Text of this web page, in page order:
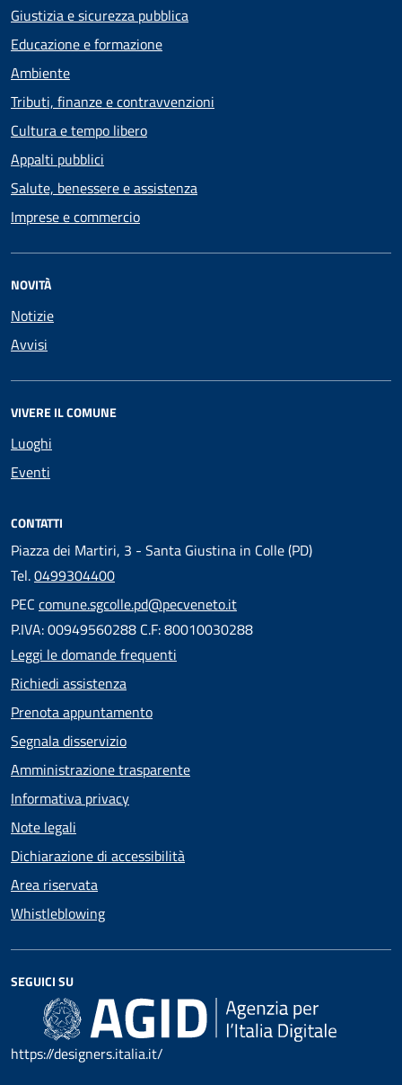
Giustizia e sicurezza pubblica
Educazione e formazione
Ambiente
Tributi, finanze e contravvenzioni
Cultura e tempo libero
Appalti pubblici
Salute, benessere e assistenza
Imprese e commercio
NOVITÀ
Notizie
Avvisi
VIVERE IL COMUNE
Luoghi
Eventi
CONTATTI
Piazza dei Martiri, 3 - Santa Giustina in Colle (PD)
Tel.0499304400
PEC comune.sgcolle.pd@pecveneto.it
P.IVA: 00949560288 C.F: 80010030288
Leggi le domande frequenti
Richiedi assistenza
Prenota appuntamento
Segnala disservizio
Amministrazione trasparente
Informativa privacy
Note legali
Dichiarazione di accessibilità
Area riservata
Whistleblowing
SEGUICI SU
https://designers.italia.it/